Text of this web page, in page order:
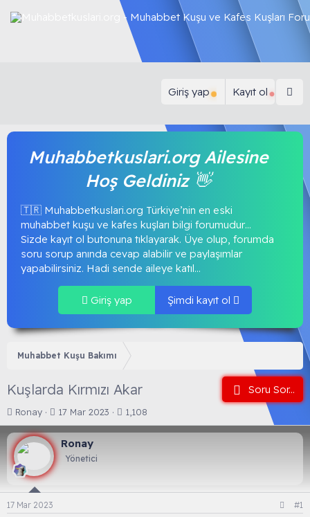
Giriş yap Kayıt ol
Muhabbetkuslari.org Ailesine
Hoş Geldiniz 👋
🇹🇷 Muhabbetkuslari.org Türkiye’nin en eski
muhabbet kuşu ve kafes kuşları bilgi forumudur…
Sizde kayıt ol butonuna tıklayarak. Üye olup, forumda
soru sorup anında cevap alabilir ve paylaşımlar
yapabilirsiniz. Hadi sende aileye katıl...
Giriş yap Şimdi kayıt ol
Muhabbet Kuşu Bakımı
Kuşlarda Kırmızı Akar Soru Sor...
K
o
n
b
u
y
a
Ronay
B
a
ş
ç
17 Mar 2023 1,108
Ronay
Yönetici
17 Mar 2023 #1